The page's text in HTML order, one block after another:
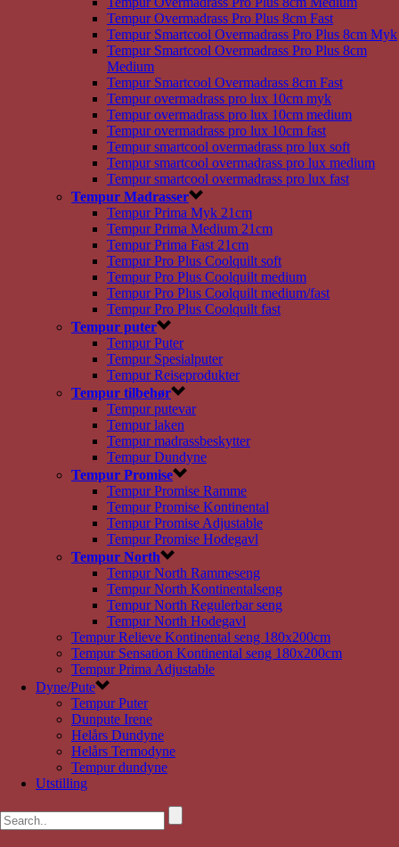
Tempur Overmadrass Pro Plus 8cm Fast
Tempur Smartcool Overmadrass Pro Plus 8cm Myk
Tempur Smartcool Overmadrass Pro Plus 8cm
Medium
Tempur Smartcool Overmadrass 8cm Fast
Tempur overmadrass pro lux 10cm myk
Tempur overmadrass pro lux 10cm medium
Tempur overmadrass pro lux 10cm fast
Tempur smartcool overmadrass pro lux soft
Tempur smartcool overmadrass pro lux medium
Tempur smartcool overmadrass pro lux fast
Tempur Madrasser
Tempur Prima Myk 21cm
Tempur Prima Medium 21cm
Tempur Prima Fast 21cm
Tempur Pro Plus Coolquilt soft
Tempur Pro Plus Coolquilt medium
Tempur Pro Plus Coolquilt medium/fast
Tempur Pro Plus Coolquilt fast
Tempur puter
Tempur Puter
Tempur Spesialputer
Tempur Reiseprodukter
Tempur tilbehør
Tempur putevar
Tempur laken
Tempur madrassbeskytter
Tempur Dundyne
Tempur Promise
Tempur Promise Ramme
Tempur Promise Kontinental
Tempur Promise Adjustable
Tempur Promise Hodegavl
Tempur North
Tempur North Rammeseng
Tempur North Kontinentalseng
Tempur North Regulerbar seng
Tempur North Hodegavl
Tempur Relieve Kontinental seng 180x200cm
Tempur Sensation Kontinental seng 180x200cm
Tempur Prima Adjustable
Dyne/Pute
Tempur Puter
Dunpute Irene
Helårs Dundyne
Helårs Termodyne
Tempur dundyne
Utstilling